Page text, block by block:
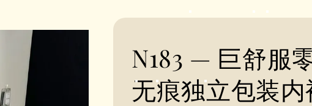
N183 — 巨舒服
无痕独立包装内